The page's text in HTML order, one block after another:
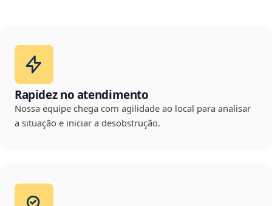
Rapidez no atendimento
Nossa equipe chega com agilidade ao local para analisar
a situação e iniciar a desobstrução.